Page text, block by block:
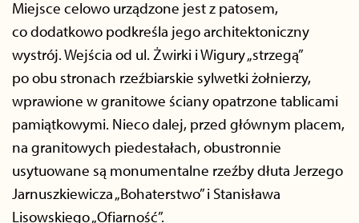
Miejsce celowo urządzone jest z patosem,
co dodatkowo podkreśla jego architektoniczny
wystrój. Wejścia od ul. Żwirki i Wigury „strzegą”
po obu stronach rzeźbiarskie sylwetki żołnierzy,
wprawione w granitowe ściany opatrzone tablicami
pamiątkowymi. Nieco dalej, przed głównym placem,
na granitowych piedestałach, obustronnie
usytuowane są monumentalne rzeźby dłuta Jerzego
Jarnuszkiewicza „Bohaterstwo” i Stanisława
Lisowskiego „Ofiarność”.